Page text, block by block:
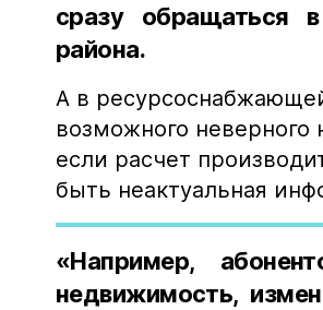
сразу обращаться
района.
А в
возможного неверного
если расчет
быть неактуальная
«Например,
недвижимость,